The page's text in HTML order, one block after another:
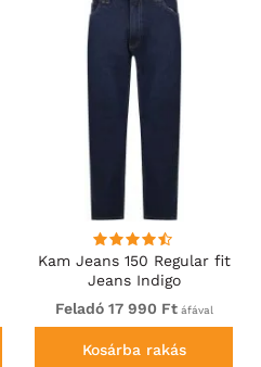
Kam Jeans 150 Regular fit
Jeans Indigo
Feladó 17 990 Ftáfával
Kosárba rakás